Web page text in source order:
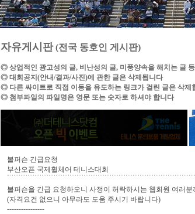
자유게시판(전국 동호인 게시판)
◎ 상업적인 광고성의 글, 비난성의 글, 미풍양속을 해치는 글
◎ 대회공지(안내/결과/사진)에 관한 글은 삭제됩니다
◎ 다른 싸이트로 직접 이동을 유도하는 링크가 걸린 글은 삭제
◎ 첨부파일의 파일명은 영문 또는 숫자로 하셔야 합니다
볼퍼슨 긴급요청
부산오픈 국제휠체어 테니스대회
볼퍼슨을 긴급 요청하오니 사정이 허락하시는 웹회원 여러
(자격요건 없으니 아무라도 도움 주시기 바랍니다)
----------------